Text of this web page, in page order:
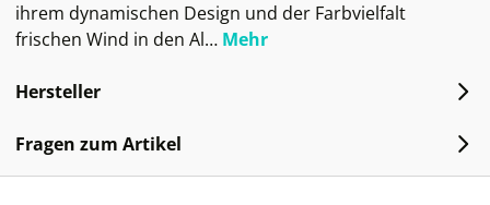
ihrem dynamischen Design und der Farbvielfalt
frischen Wind in den Al… Mehr
Hersteller
Fragen zum Artikel